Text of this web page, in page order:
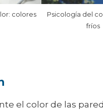
colores
Psicología del
fríos
el color de las